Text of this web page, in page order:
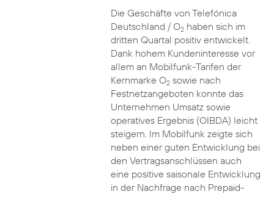
Die Geschäfte von Telefónica
Deutschland / O2haben sich im
dritten Quartal positiv entwickelt.
Dank hohem Kundeninteresse vor
allem an Mobilfunk-Tarifen der
Kernmarke O2sowie nach
Festnetzangeboten konnte das
Unternehmen Umsatz sowie
operatives Ergebnis (OIBDA) leicht
steigern. Im Mobilfunk zeigte sich
neben einer guten Entwicklung bei
den Vertragsanschlüssen auch
eine positive saisonale Entwicklung
in der Nachfrage nach Prepaid-